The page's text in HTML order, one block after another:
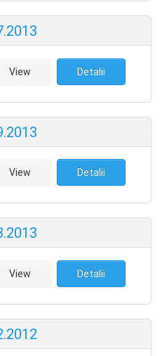
View Detalii
View Detalii
View Detalii